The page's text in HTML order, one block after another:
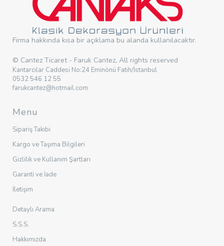
Firma hakkında kısa bir açıklama bu alanda kullanılacaktır.
© Cantez Ticaret - Faruk Cantez, All rights reserved
Kantarcılar Caddesi No:24 Eminönü Fatih/İstanbul
0532 546 12 55
farukcantez@hotmail.com
Menu
Sipariş Takibi
Kargo ve Taşıma Bilgileri
Gizlilik ve Kullanım Şartları
Garanti ve İade
İletişim
Detaylı Arama
S.S.S.
Hakkımızda